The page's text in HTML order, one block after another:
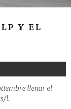
Y EL
llenar el
l.